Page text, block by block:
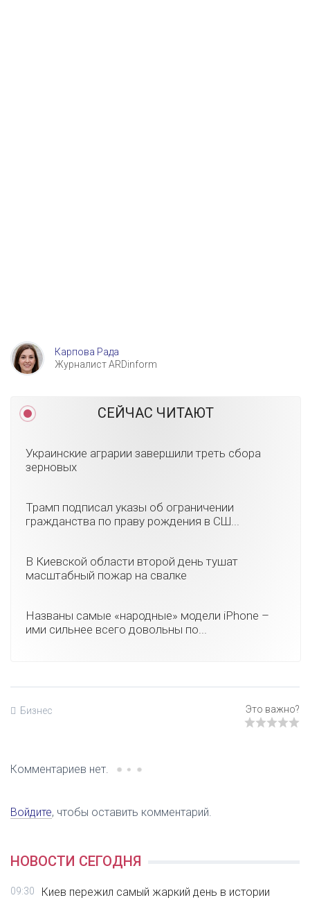
Карпова Рада
Журналист ARDinform
СЕЙЧАС ЧИТАЮТ
Украинские аграрии завершили треть сбора
зерновых
Трамп подписал указы об ограничении
гражданства по праву рождения в СШ...
В Киевской области второй день тушат
масштабный пожар на свалке
Названы самые «народные» модели iPhone –
ими сильнее всего довольны по...
Бизнес
Комментариев нет.
Войдите, чтобы оставить комментарий.
НОВОСТИ СЕГОДНЯ
09:30
Киев пережил самый жаркий день в истории